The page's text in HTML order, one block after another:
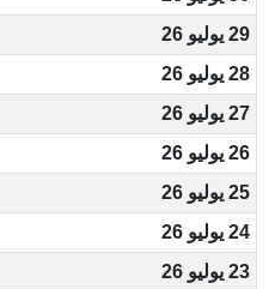
29 يوليو 26
28 يوليو 26
27 يوليو 26
26 يوليو 26
25 يوليو 26
24 يوليو 26
23 يوليو 26